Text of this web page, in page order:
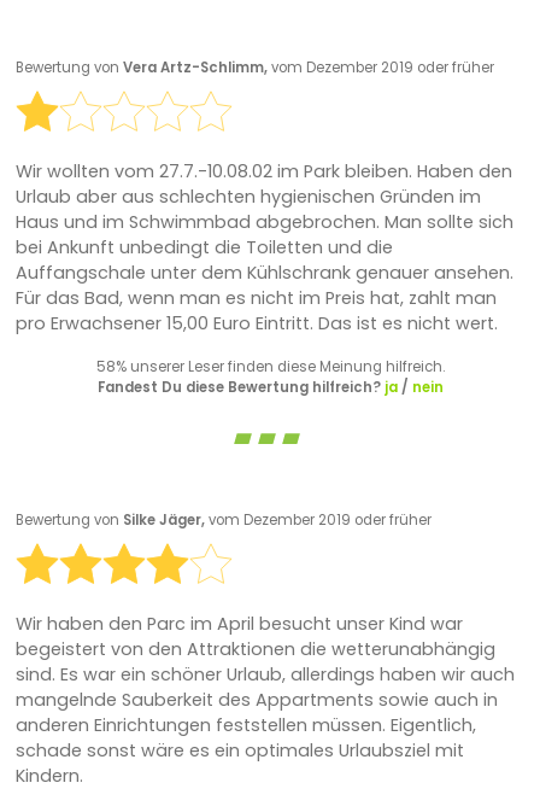
Bewertung von Vera Artz-Schlimm,vom Dezember 2019 oder früher
Wir wollten vom 27.7.-10.08.02 im Park bleiben. Haben den
Urlaub aber aus schlechten hygienischen Gründen im
Haus und im Schwimmbad abgebrochen. Man sollte sich
bei Ankunft unbedingt die Toiletten und die
Auffangschale unter dem Kühlschrank genauer ansehen.
Für das Bad, wenn man es nicht im Preis hat, zahlt man
pro Erwachsener 15,00 Euro Eintritt. Das ist es nicht wert.
58% unserer Leser finden diese Meinung hilfreich.
Fandest Du diese Bewertung hilfreich? ja/ nein
Bewertung von Silke Jäger,vom Dezember 2019 oder früher
Wir haben den Parc im April besucht unser Kind war
begeistert von den Attraktionen die wetterunabhängig
sind. Es war ein schöner Urlaub, allerdings haben wir auch
mangelnde Sauberkeit des Appartments sowie auch in
anderen Einrichtungen feststellen müssen. Eigentlich,
schade sonst wäre es ein optimales Urlaubsziel mit
Kindern.